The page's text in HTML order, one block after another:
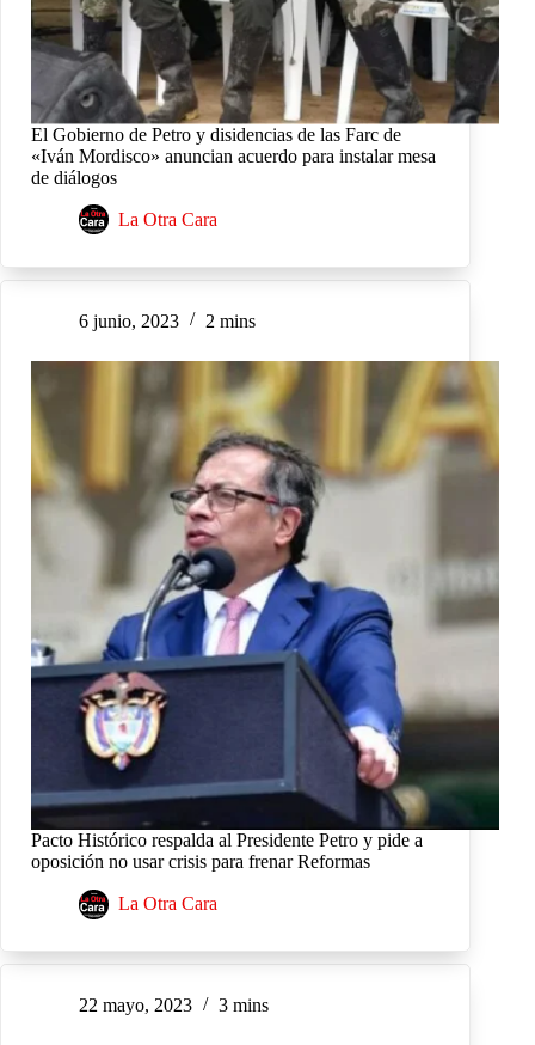
El Gobierno de Petro y disidencias de las Farc de
«Iván Mordisco» anuncian acuerdo para instalar mesa
de diálogos
La Otra Cara
6 junio, 2023 2 mins
Pacto Histórico respalda al Presidente Petro y pide a
oposición no usar crisis para frenar Reformas
La Otra Cara
22 mayo, 2023 3 mins